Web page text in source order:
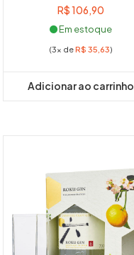
R$106,90
Em estoque
(3x deR$ 35,63)
Adicionar ao carrinho